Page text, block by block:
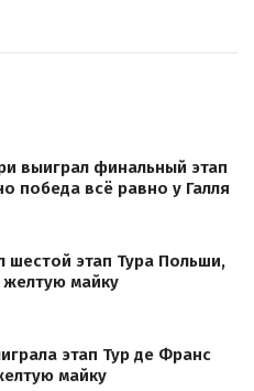
выиграл финальный этап
победа всё равно у Галля
шестой этап Тура Польши,
майку
этап Тур де Франс
майку